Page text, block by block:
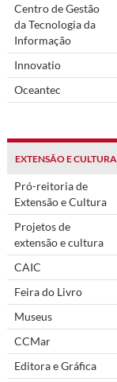
Centro de Gestão
da Tecnologia da
Informação
Innovatio
Oceantec
EXTENSÃO E CULTURA
Pró-reitoria de
Extensão e Cultura
Projetos de
extensão e cultura
CAIC
Feira do Livro
Museus
CCMar
Editora e Gráfica